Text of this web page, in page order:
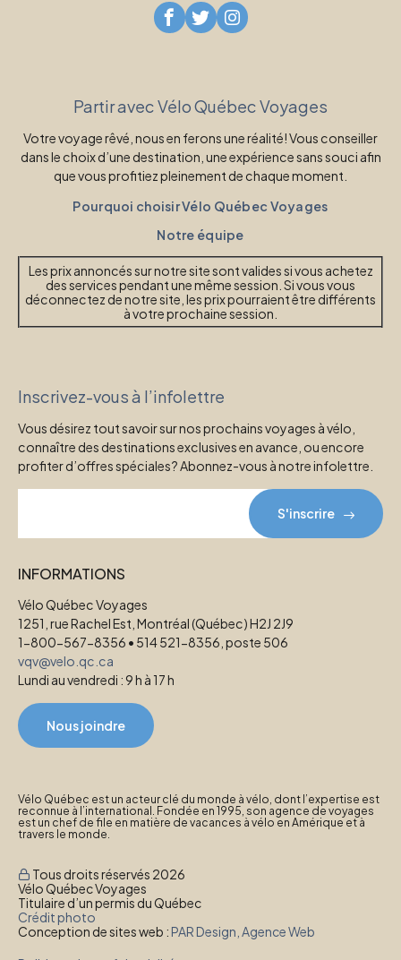
Partir avec Vélo Québec Voyages
Votre voyage rêvé, nous en ferons une réalité! Vous conseiller
dans le choix d’une destination, une expérience sans souci afin
que vous profitiez pleinement de chaque moment.
Pourquoi choisir Vélo Québec Voyages
Notre équipe
Les prix annoncés sur notre site sont valides si vous achetez
des services pendant une même session. Si vous vous
déconnectez de notre site, les prix pourraient être différents
à votre prochaine session.
Inscrivez-vous à l’infolettre
Vous désirez tout savoir sur nos prochains voyages à vélo,
connaître des destinations exclusives en avance, ou encore
profiter d’offres spéciales? Abonnez-vous à notre infolettre.
S'inscrire
INFORMATIONS
Vélo Québec Voyages
1251, rue Rachel Est, Montréal (Québec) H2J 2J9
1-800-567-8356 • 514 521-8356, poste 506
vqv@velo.qc.ca
Lundi au vendredi : 9 h à 17 h
Nous joindre
Vélo Québec est un acteur clé du monde à vélo, dont l’expertise est
reconnue à l’international. Fondée en 1995, son agence de voyages
est un chef de file en matière de vacances à vélo en Amérique et à
travers le monde.
Tous droits réservés 2026
Vélo Québec Voyages
Titulaire d’un permis du Québec
Crédit photo
Conception de sites web :PAR Design, Agence Web